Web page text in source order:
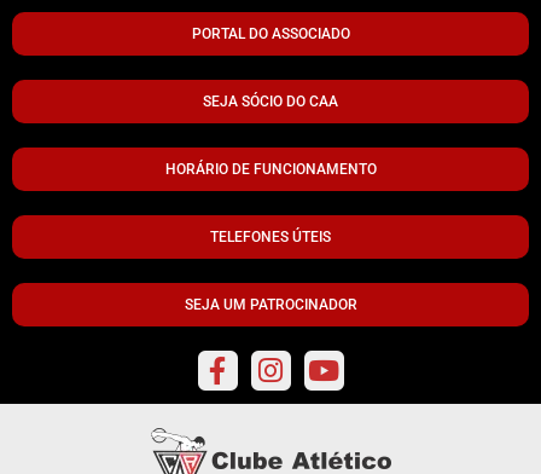
PORTAL DO ASSOCIADO
SEJA SÓCIO DO CAA
HORÁRIO DE FUNCIONAMENTO
TELEFONES ÚTEIS
SEJA UM PATROCINADOR